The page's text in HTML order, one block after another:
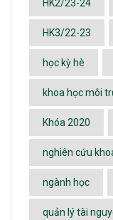
HK2/23-24
HK3/22-23
học kỳ hè
khoa học môi
Khóa 2020
nghiên cứu
ngành học
quản lý tài